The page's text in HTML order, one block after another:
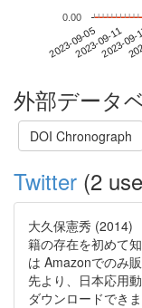
2023-09-052023-09-11
2023-
0.00
外部データ
DOI Chronograph
Twitter (2
大久保憲秀 (2014)
籍の存在を初めて
は Amazonでのみ
先より、日本応用
ダウンロードでき